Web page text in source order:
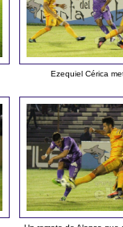
Ezequiel Cérica